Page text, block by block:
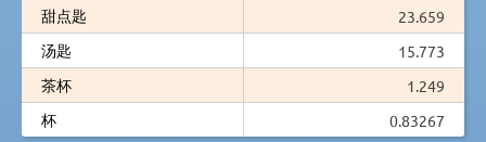
甜点匙
23.659
汤匙
15.773
茶杯
1.249
杯
0.83267